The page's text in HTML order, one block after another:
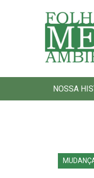
Folha do Meio Ambiente
NOSSA